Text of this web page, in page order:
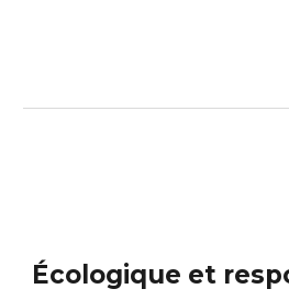
Écologique et